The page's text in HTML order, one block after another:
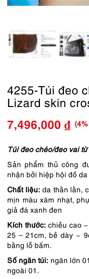
4255-Túi đeo
Lizard skin
Giá
là:
7,496,000 ₫
Giá
tại
Túi đeo chéo/đeo vai
Sản phẩm thủ công
nhận bởi hiệp hội đồ
Chất liệu:da thằn lằn,
mịn màu xám nhạt,
giả đá xanh đen
Kích thước: chiều cao
25 – 21cm, bề dày ~
bằng lỗ bấm.
Số ngăn túi: ngăn lớn
ngoài 01.